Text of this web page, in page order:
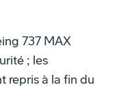
737 MAX
; les
repris à la fin du